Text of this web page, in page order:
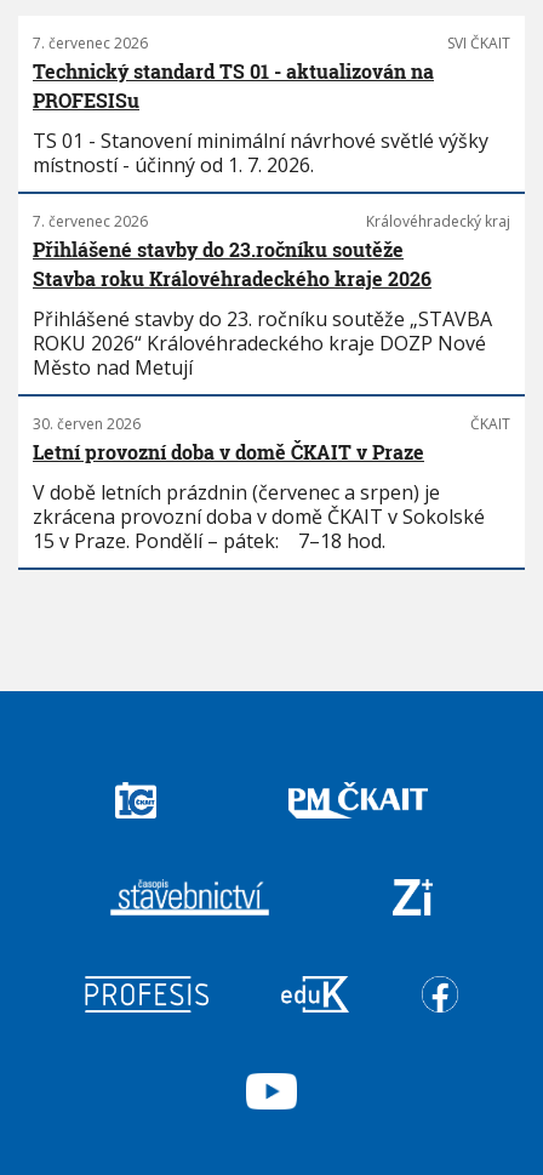
7. červenec 2026 SVI ČKAIT
Technický standard TS 01 - aktualizován na
PROFESISu
TS 01 - Stanovení minimální návrhové světlé výšky
místností - účinný od 1. 7. 2026.
7. červenec 2026 Královéhradecký kraj
Přihlášené stavby do 23.ročníku soutěže
Stavba roku Královéhradeckého kraje 2026
Přihlášené stavby do 23. ročníku soutěže „STAVBA
ROKU 2026“ Královéhradeckého kraje DOZP Nové
Město nad Metují
30. červen 2026 ČKAIT
Letní provozní doba v domě ČKAIT v Praze
V době letních prázdnin (červenec a srpen) je
zkrácena provozní doba v domě ČKAIT v Sokolské
15 v Praze. Pondělí – pátek: 7–18 hod.